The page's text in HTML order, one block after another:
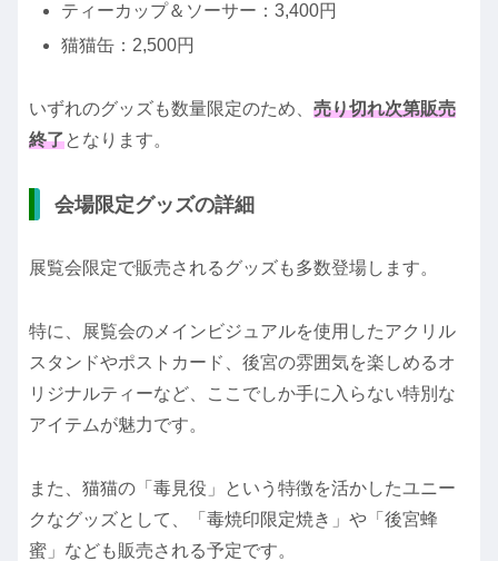
ティーカップ＆ソーサー：3,400円
猫猫缶：2,500円
いずれのグッズも数量限定のため、 売り切れ次第販売
終了となります。
会場限定グッズの詳細
展覧会限定で販売されるグッズも多数登場します。
特に、展覧会のメインビジュアルを使用したアクリル
スタンドやポストカード、後宮の雰囲気を楽しめるオ
リジナルティーなど、ここでしか手に入らない特別な
アイテムが魅力です。
また、猫猫の「毒見役」という特徴を活かしたユニー
クなグッズとして、「毒焼印限定焼き」や「後宮蜂
蜜」なども販売される予定です。